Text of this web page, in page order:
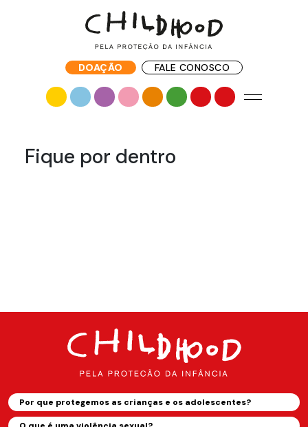
DOAÇÃO FALE CONOSCO
Fique por dentro
Por que protegemos as crianças e os adolescentes?